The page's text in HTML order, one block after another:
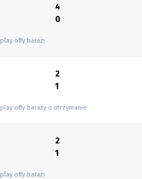
play offy baraży o utrzymanie
4
0
play offy baraży o utrzymanie
2
1
play offy baraży o utrzymanie
2
1